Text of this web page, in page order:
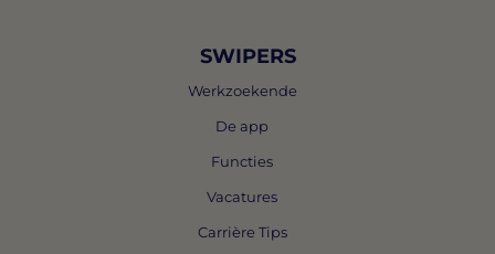
SWIPERS
Werkzoekende
De app
Functies
Vacatures
Carrière Tips